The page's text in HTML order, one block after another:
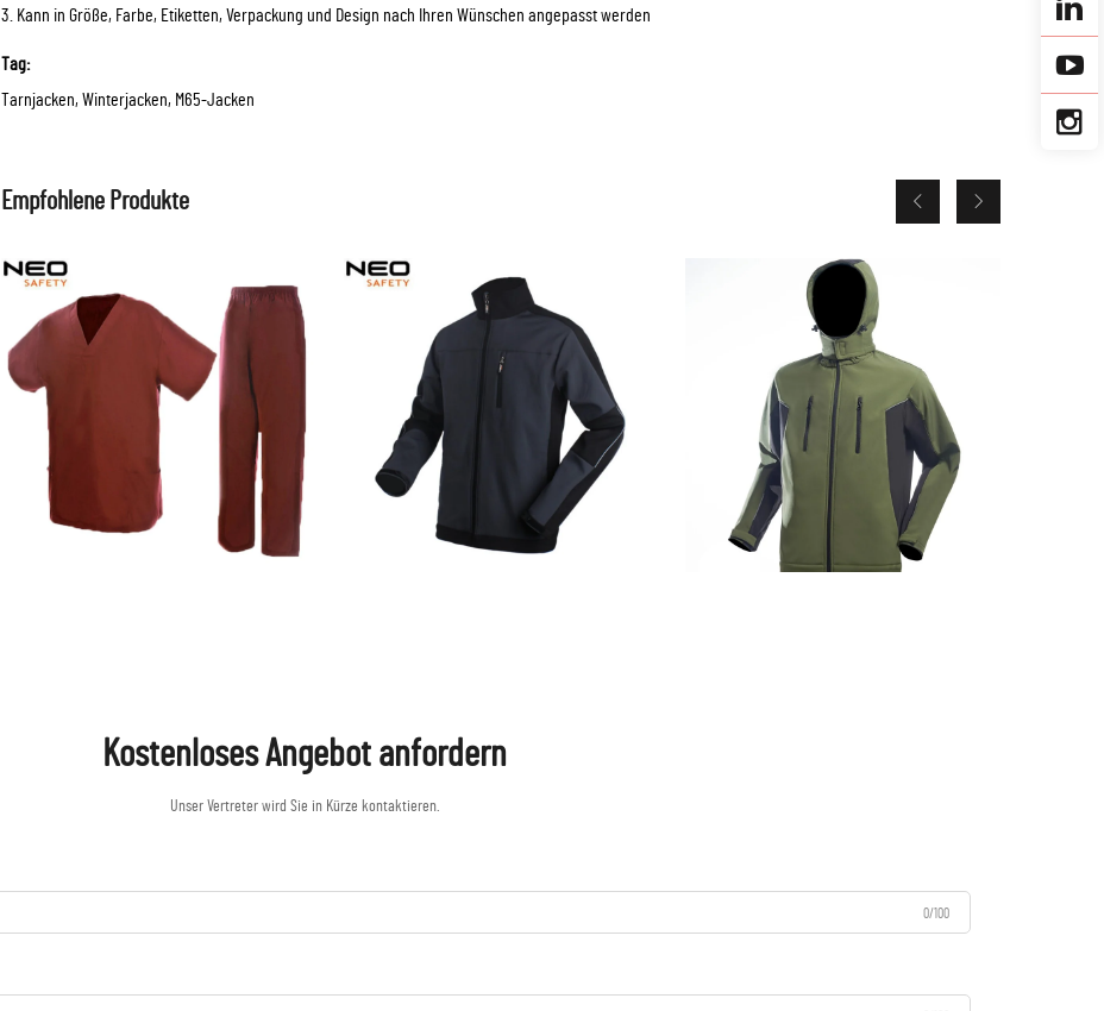
3. Kann in Größe, Farbe, Etiketten, Verpackung und Design nach Ihren Wünschen angepasst werden
Tag:
Tarnjacken, Winterjacken, M65-Jacken
Empfohlene Produkte
Kostenloses Angebot anfordern
Unser Vertreter wird Sie in Kürze kontaktieren.
0/100